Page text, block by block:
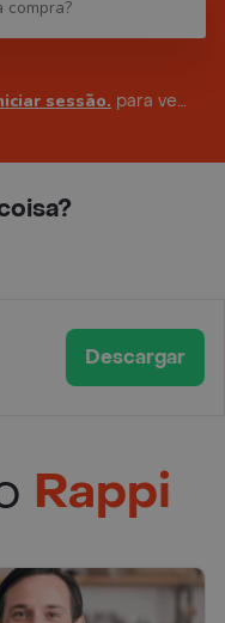
sessão. para ver seus endereços
Descargar
Rappi